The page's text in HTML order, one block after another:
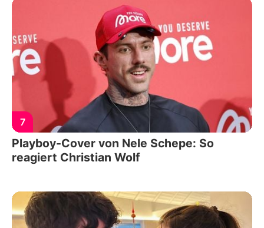
7
Playboy-Cover von Nele Schepe: So
reagiert Christian Wolf